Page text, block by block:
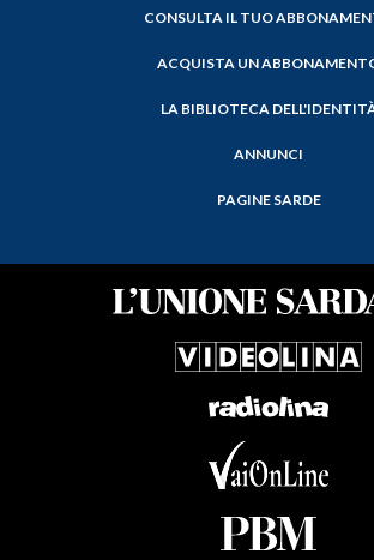
CONSULTA IL TUO
ACQUISTA UN
LA BIBLIOTECA
ANNUNCI
PAGINE SARDE